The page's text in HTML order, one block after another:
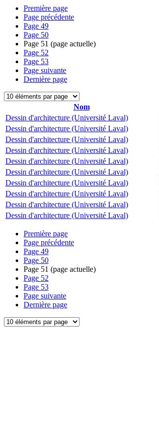
Première page
Page précédente
Page 49
Page 50
Page 51 (page actuelle)
Page 52
Page 53
Page suivante
Dernière page
Nom
Dessin d'architecture (Université Laval)
Dessin d'architecture (Université Laval)
Dessin d'architecture (Université Laval)
Dessin d'architecture (Université Laval)
Dessin d'architecture (Université Laval)
Dessin d'architecture (Université Laval)
Dessin d'architecture (Université Laval)
Dessin d'architecture (Université Laval)
Dessin d'architecture (Université Laval)
Dessin d'architecture (Université Laval)
Première page
Page précédente
Page 49
Page 50
Page 51 (page actuelle)
Page 52
Page 53
Page suivante
Dernière page